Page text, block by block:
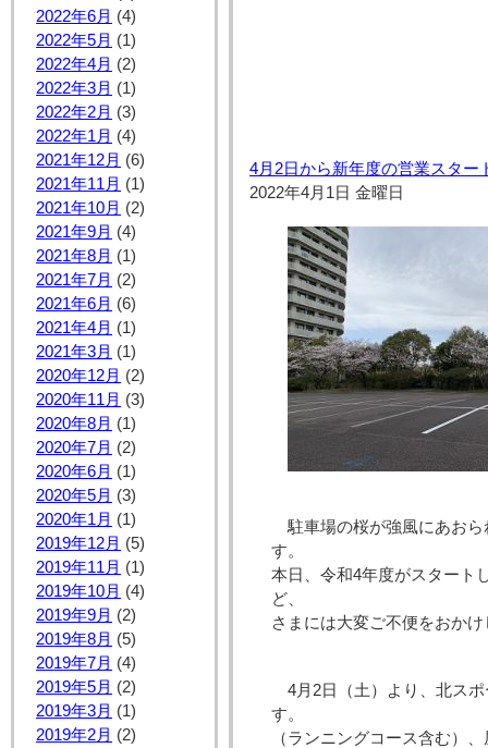
2022年6月 (4)
2022年5月 (1)
2022年4月 (2)
2022年3月 (1)
2022年2月 (3)
2022年1月 (4)
2021年12月 (6)
2021年11月 (1)
2021年10月 (2)
2021年9月 (4)
2021年8月 (1)
2021年7月 (2)
2021年6月 (6)
2021年4月 (1)
2021年3月 (1)
2020年12月 (2)
2020年11月 (3)
2020年8月 (1)
2020年7月 (2)
2020年6月 (1)
2020年5月 (3)
2020年1月 (1)
2019年12月 (5)
2019年11月 (1)
2019年10月 (4)
2019年9月 (2)
2019年8月 (5)
2019年7月 (4)
2019年5月 (2)
2019年3月 (1)
2019年2月 (2)
4月2日から新年度の営業スター
2022年4月1日 金曜日
駐車場の桜が強風にあお
本日、令和4年度がスタート
ど、 ご利
さまには大変ご不便をおか
4月2日（土）より、北ス
す。
（ランニングコース含む）